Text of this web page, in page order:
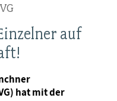
auf
hat mit der